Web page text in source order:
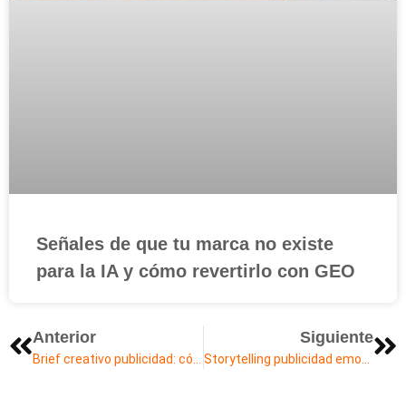
Señales de que tu marca no existe
para la IA y cómo revertirlo con GEO
Anterior Siguiente